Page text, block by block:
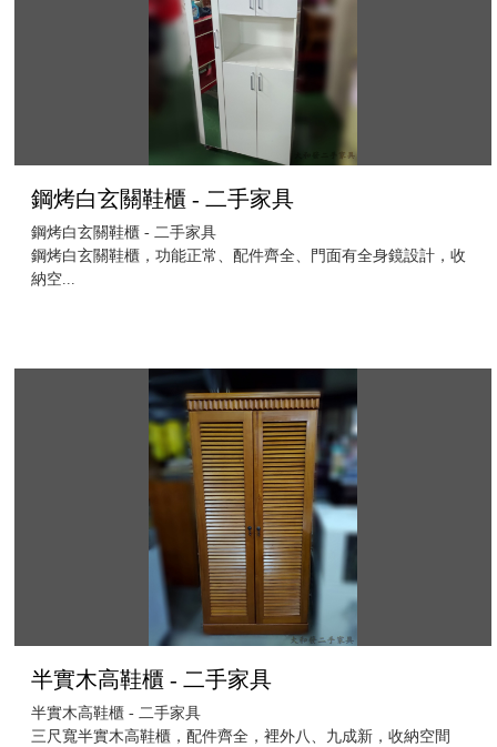
鋼烤白玄關鞋櫃 - 二手家具
鋼烤白玄關鞋櫃 - 二手家具
鋼烤白玄關鞋櫃，功能正常、配件齊全、門面有全身鏡設計，收
納空...
半實木高鞋櫃 - 二手家具
半實木高鞋櫃 - 二手家具
三尺寬半實木高鞋櫃，配件齊全，裡外八、九成新，收納空間